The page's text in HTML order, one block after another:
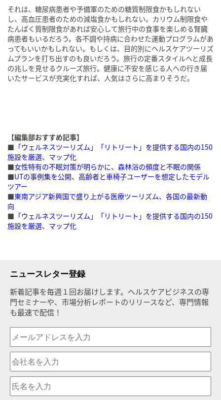
それは、糖尿病患者や予備軍のための糖質制限食かもしれない
し、高血圧患者のための減塩食かもしれない。カリウム制限食や
たんぱく質制限食があれば安心して旅行中の食事を楽しめる腎臓
病患者もいるだろう。各不調や持病に合わせた運動プログラムがあ
ってもいいかもしれない。もしくは、目的別にヘルスケアツーリズ
ムプランを打ち出すのも良いだろう。旅行の定番スタイルへと成長
の兆しを見せるクルーズ旅行。健康に不安を感じる人への行き届
いたサービスが充実化すれば、人気はさらに高まりそうだ。
【編集部おすすめ記事】
■ 「ウェルネスツーリズム」「リトリート」を提供する国内の150
施設を厳選、マップ化
■女性特有の不眠対策が明らかに、森林浴の頻度と不眠の関係
■UTの事例集を公開、高齢者と車椅子ユーザーを想定したモデル
ツアー
■東南アジア新興国で盛り上がる医療ツーリズム、各国の最新動
向
■ 「ウェルネスツーリズム」「リトリート」を提供する国内の150
施設を厳選、マップ化
ニュースレター登録
新着記事を毎週１回お届けします。ヘルスケアビジネスの専
門セミナーや、市場分析レポートのリリースなど、専門情報
も最速で配信！